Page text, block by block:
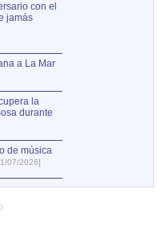
con el
jamás
a La Mar
la
durante
de música
07/2026]